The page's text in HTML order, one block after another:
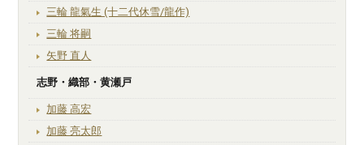
三輪 龍氣生 (十二代休雪/龍作)
三輪 将嗣
矢野 直人
志野・織部・黄瀬戸
加藤 高宏
加藤 亮太郎